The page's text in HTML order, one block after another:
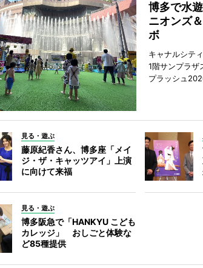
博多で水
ニオンズ
ボ
キャナルシテ
1階サンプラザ
プラッシュ
見る・遊ぶ
藤原紀香さん、博多座「メイ
ジ・ザ・キャッツアイ」上演
に向けて来福
見る・遊ぶ
博多阪急で「HANKYU こども
カレッジ」 おしごと体験な
ど85種提供